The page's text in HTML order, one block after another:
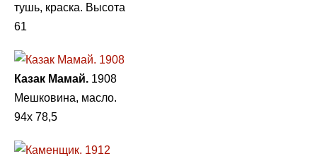
тушь, краска. Высота
61
Казак Мамай. 1908
Мешковина, масло.
94x 78,5